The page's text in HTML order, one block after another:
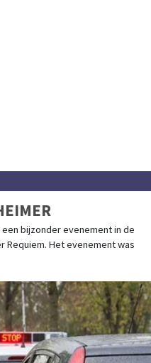
een bijzonder evenement in de
Requiem. Het evenement was